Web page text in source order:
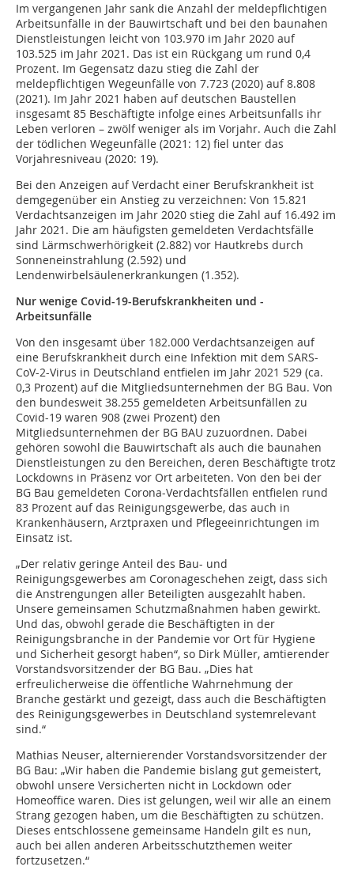
Im vergangenen Jahr sank die Anzahl der meldepflichtigen
Arbeitsunfälle in der Bauwirtschaft und bei den baunahen
Dienstleistungen leicht von 103.970 im Jahr 2020 auf
103.525 im Jahr 2021. Das ist ein Rückgang um rund 0,4
Prozent. Im Gegensatz dazu stieg die Zahl der
meldepflichtigen Wegeunfälle von 7.723 (2020) auf 8.808
(2021). Im Jahr 2021 haben auf deutschen Baustellen
insgesamt 85 Beschäftigte infolge eines Arbeitsunfalls ihr
Leben verloren – zwölf weniger als im Vorjahr. Auch die Zahl
der tödlichen Wegeunfälle (2021: 12) fiel unter das
Vorjahresniveau (2020: 19).
Bei den Anzeigen auf Verdacht einer Berufskrankheit ist
demgegenüber ein Anstieg zu verzeichnen: Von 15.821
Verdachtsanzeigen im Jahr 2020 stieg die Zahl auf 16.492 im
Jahr 2021. Die am häufigsten gemeldeten Verdachtsfälle
sind Lärmschwerhörigkeit (2.882) vor Hautkrebs durch
Sonneneinstrahlung (2.592) und
Lendenwirbelsäulenerkrankungen (1.352).
Nur wenige Covid-19-Berufskrankheiten und -
Arbeitsunfälle
Von den insgesamt über 182.000 Verdachtsanzeigen auf
eine Berufskrankheit durch eine Infektion mit dem SARS-
CoV-2-Virus in Deutschland entfielen im Jahr 2021 529 (ca.
0,3 Prozent) auf die Mitgliedsunternehmen der BG Bau. Von
den bundesweit 38.255 gemeldeten Arbeitsunfällen zu
Covid-19 waren 908 (zwei Prozent) den
Mitgliedsunternehmen der BG BAU zuzuordnen. Dabei
gehören sowohl die Bauwirtschaft als auch die baunahen
Dienstleistungen zu den Bereichen, deren Beschäftigte trotz
Lockdowns in Präsenz vor Ort arbeiteten. Von den bei der
BG Bau gemeldeten Corona-Verdachtsfällen entfielen rund
83 Prozent auf das Reinigungsgewerbe, das auch in
Krankenhäusern, Arztpraxen und Pflegeeinrichtungen im
Einsatz ist.
„Der relativ geringe Anteil des Bau- und
Reinigungsgewerbes am Coronageschehen zeigt, dass sich
die Anstrengungen aller Beteiligten ausgezahlt haben.
Unsere gemeinsamen Schutzmaßnahmen haben gewirkt.
Und das, obwohl gerade die Beschäftigten in der
Reinigungsbranche in der Pandemie vor Ort für Hygiene
und Sicherheit gesorgt haben“, so Dirk Müller, amtierender
Vorstandsvorsitzender der BG Bau. „Dies hat
erfreulicherweise die öffentliche Wahrnehmung der
Branche gestärkt und gezeigt, dass auch die Beschäftigten
des Reinigungsgewerbes in Deutschland systemrelevant
sind.“
Mathias Neuser, alternierender Vorstandsvorsitzender der
BG Bau: „Wir haben die Pandemie bislang gut gemeistert,
obwohl unsere Versicherten nicht in Lockdown oder
Homeoffice waren. Dies ist gelungen, weil wir alle an einem
Strang gezogen haben, um die Beschäftigten zu schützen.
Dieses entschlossene gemeinsame Handeln gilt es nun,
auch bei allen anderen Arbeitsschutzthemen weiter
fortzusetzen.“